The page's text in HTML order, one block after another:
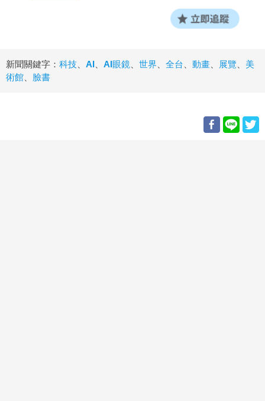
新聞關鍵字： 科技 AI AI眼鏡 世界 全台 動畫 展覽
美
術館
臉書